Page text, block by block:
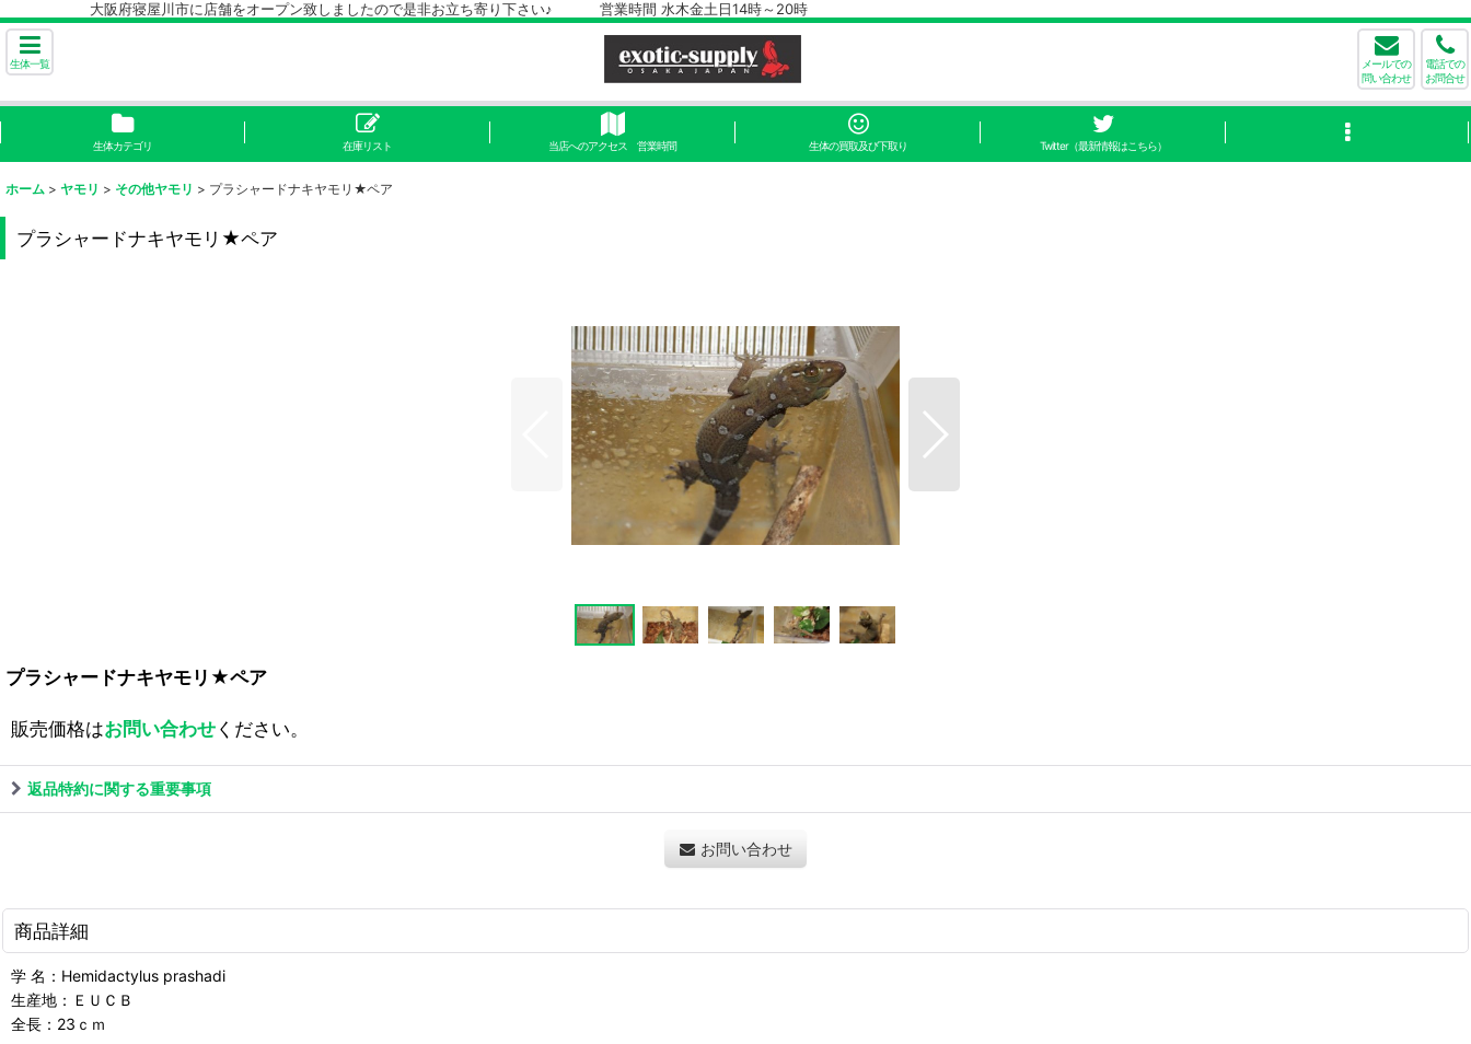
大阪府寝屋川市に店舗をオープン致しましたので是非お立ち寄り下さい♪ 営業時間 水木金土日14時～20時
生体一覧
メールでの
問い合わせ
電話での
お問合せ
生体カテゴリ 在庫リスト 当店へのアクセス 営業時間 生体の買取及び下取り Twitter（最新情報はこちら）
ホーム > ヤモリ > その他ヤモリ > プラシャードナキヤモリ★ペア
プラシャードナキヤモリ★ペア
プラシャードナキヤモリ★ペア
販売価格はお問い合わせください。
返品特約に関する重要事項
お問い合わせ
商品詳細
学 名：Hemidactylus prashadi
生産地：ＥＵＣＢ
全長：23ｃｍ